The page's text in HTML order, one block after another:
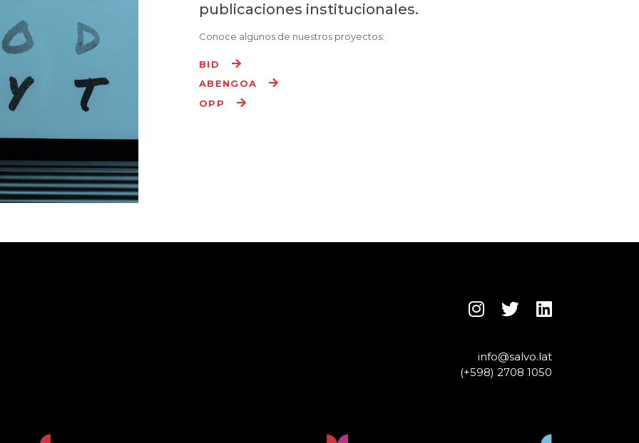
publicaciones institucionales.
Conoce algunos de nuestros proyectos:
BID
ABENGOA
OPP
info@salvo.lat
(+598) 2708 1050